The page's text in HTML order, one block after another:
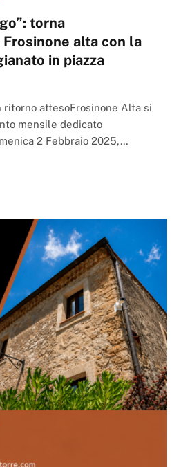
torna
Frosinone alta con la
in piazza
ritorno attesoFrosinone Alta si
mensile dedicato
2 Febbraio 2025,…